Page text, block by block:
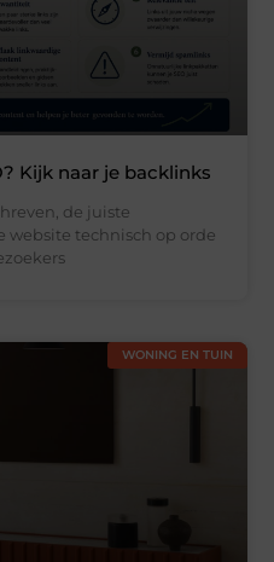
Kijk naar je backlinks
de juiste
website technisch op orde
WONING EN TUIN